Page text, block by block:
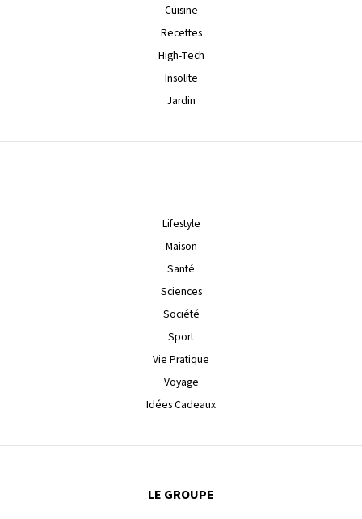
Cuisine
Recettes
High-Tech
Insolite
Jardin
Lifestyle
Maison
Santé
Sciences
Société
Sport
Vie Pratique
Voyage
Idées Cadeaux
LE GROUPE